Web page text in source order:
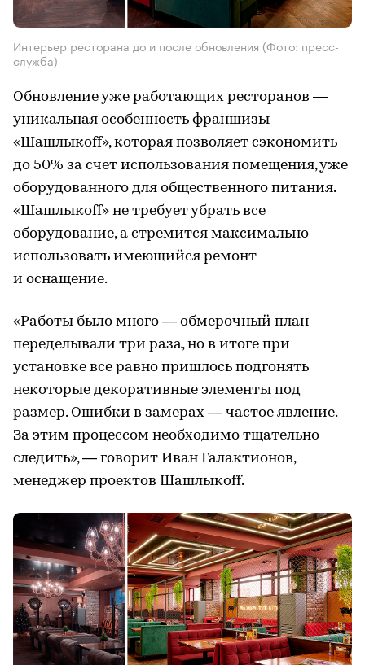
Интерьер ресторана до и после обновления (Фото: пресс-
служба)
Обновление уже работающих ресторанов —
уникальная особенность франшизы
«Шашлыкоff», которая позволяет сэкономить
до 50% за счет использования помещения, уже
оборудованного для общественного питания.
«Шашлыкоff» не требует убрать все
оборудование, а стремится максимально
использовать имеющийся ремонт
и оснащение.
«Работы было много — обмерочный план
переделывали три раза, но в итоге при
установке все равно пришлось подгонять
некоторые декоративные элементы под
размер. Ошибки в замерах — частое явление.
За этим процессом необходимо тщательно
следить», — говорит Иван Галактионов,
менеджер проектов Шашлыкоff.